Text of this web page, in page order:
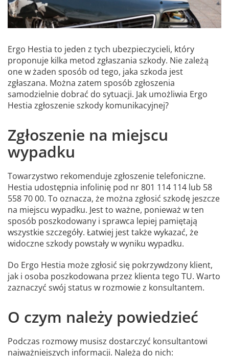
Ergo Hestia to jeden z tych ubezpieczycieli, który
proponuje kilka metod zgłaszania szkody. Nie zależą
one w żaden sposób od tego, jaka szkoda jest
zgłaszana. Można zatem sposób zgłoszenia
samodzielnie dobrać do sytuacji. Jak umożliwia Ergo
Hestia zgłoszenie szkody komunikacyjnej?
Zgłoszenie na miejscu
wypadku
Towarzystwo rekomenduje zgłoszenie telefoniczne.
Hestia udostępnia infolinię pod nr 801 114 114 lub 58
558 70 00. To oznacza, że można zgłosić szkodę jeszcze
na miejscu wypadku. Jest to ważne, ponieważ w ten
sposób poszkodowany i sprawca lepiej pamiętają
wszystkie szczegóły. Łatwiej jest także wykazać, że
widoczne szkody powstały w wyniku wypadku.
Do Ergo Hestia może zgłosić się pokrzywdzony klient,
jak i osoba poszkodowana przez klienta tego TU. Warto
zaznaczyć swój status w rozmowie z konsultantem.
O czym należy powiedzieć
Podczas rozmowy musisz dostarczyć konsultantowi
najważniejszych informacji. Należą do nich: